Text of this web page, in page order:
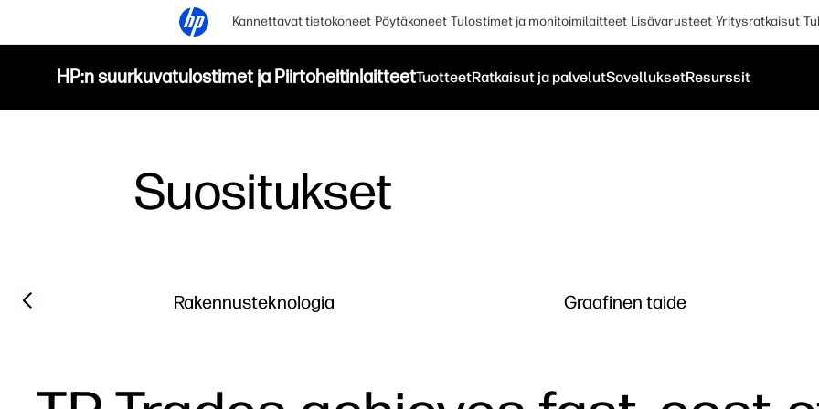
Kannettavat tietokoneet Pöytäkoneet Tulostimet ja monitoimilaitteet Lisävarusteet Yritysratkaisut
HP:n suurkuvatulostimet ja PiirtoheitinlaitteetTuotteetRatkaisut ja palvelutSovelluksetResurssit
Suositukset
Filter category
Rakennusteknologia Graafinen taide
Previous slide